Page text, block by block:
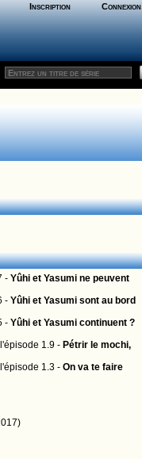
Inscription Connexion
- Yûhi et Yasumi ne peuvent
- Yûhi et Yasumi sont au bord
- Yûhi et Yasumi continuent ?
1.9 - Pétrir le mochi,
1.3 - On va te faire